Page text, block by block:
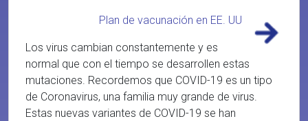
Plan de vacunación en EE. UU
Los virus cambian constantemente y es
normal que con el tiempo se desarrollen estas
mutaciones. Recordemos que COVID-19 es un tipo
de Coronavirus, una familia muy grande de virus.
Estas nuevas variantes de COVID-19 se han